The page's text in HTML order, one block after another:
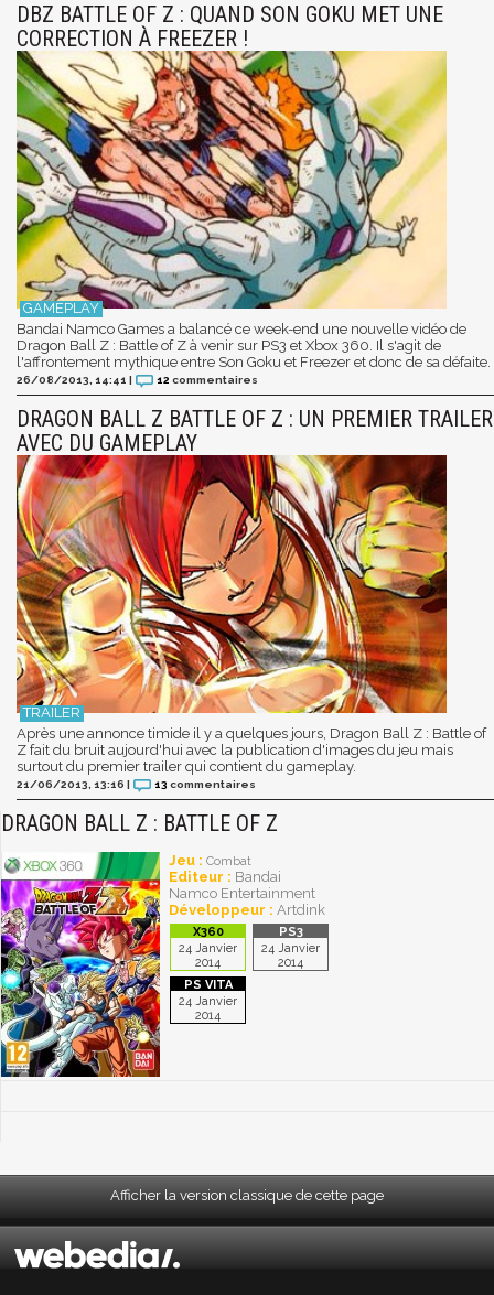
DBZ BATTLE OF Z : QUAND SON GOKU MET UNE
CORRECTION À FREEZER !
Bandai Namco Games a balancé ce week-end une nouvelle vidéo de
Dragon Ball Z : Battle of Z à venir sur PS3 et Xbox 360. Il s'agit de
l'affrontement mythique entre Son Goku et Freezer et donc de sa défaite.
26/08/2013, 14:41 | 12 commentaires
DRAGON BALL Z BATTLE OF Z : UN PREMIER TRAILER
AVEC DU GAMEPLAY
Après une annonce timide il y a quelques jours, Dragon Ball Z : Battle of
Z fait du bruit aujourd'hui avec la publication d'images du jeu mais
surtout du premier trailer qui contient du gameplay.
21/06/2013, 13:16 | 13 commentaires
DRAGON BALL Z : BATTLE OF Z
Jeu : Combat
Editeur : Bandai
Namco Entertainment
Développeur : Artdink
24 Janvier
2014
24 Janvier
2014
24 Janvier
2014
Afficher la version classique de cette page